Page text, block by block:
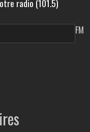
radio (101.5)
FM